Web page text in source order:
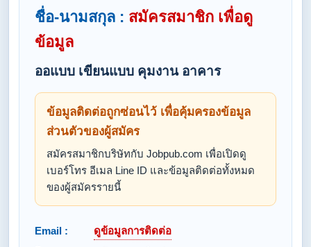
ชื่อ-นามสกุล : สมัครสมาชิก เพื่อดู
ข้อมูล
ออแบบ เขียนแบบ คุมงาน อาคาร
ข้อมูลติดต่อถูกซ่อนไว้ เพื่อคุ้มครองข้อมูล
ส่วนตัวของผู้สมัคร
สมัครสมาชิกบริษัทกับ Jobpub.com เพื่อเปิดดู
เบอร์โทร อีเมล Line ID และข้อมูลติดต่อทั้งหมด
ของผู้สมัครรายนี้
Email :
ดูข้อมูลการติดต่อ